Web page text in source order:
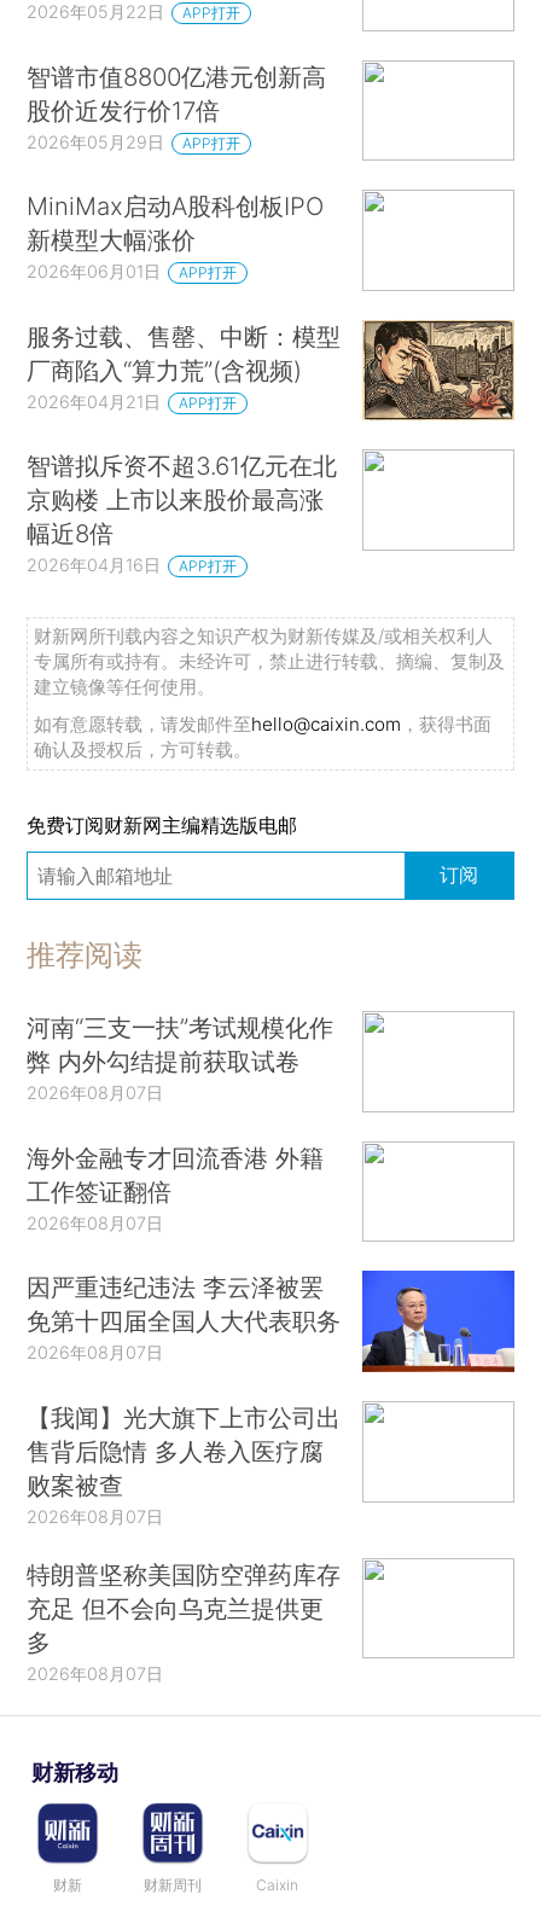
2026年05月22日 APP打开
智谱市值8800亿港元创新高
股价近发行价17倍
2026年05月29日 APP打开
MiniMax启动A股科创板IPO
新模型大幅涨价
2026年06月01日 APP打开
服务过载、售罄、中断：模型
厂商陷入“算力荒”(含视频)
2026年04月21日 APP打开
智谱拟斥资不超3.61亿元在北
京购楼 上市以来股价最高涨
幅近8倍
2026年04月16日 APP打开
财新网所刊载内容之知识产权为财新传媒及/或相关权利人
专属所有或持有。未经许可，禁止进行转载、摘编、复制及
建立镜像等任何使用。
如有意愿转载，请发邮件至hello@caixin.com ，获得书面
确认及授权后，方可转载。
免费订阅财新网主编精选版电邮
订阅
推荐阅读
河南“三支一扶”考试规模化作
弊 内外勾结提前获取试卷
2026年08月07日
海外金融专才回流香港 外籍
工作签证翻倍
2026年08月07日
因严重违纪违法 李云泽被罢
免第十四届全国人大代表职务
2026年08月07日
【我闻】光大旗下上市公司出
售背后隐情 多人卷入医疗腐
败案被查
2026年08月07日
特朗普坚称美国防空弹药库存
充足 但不会向乌克兰提供更
多
2026年08月07日
财新移动
财新 财新周刊 Caixin